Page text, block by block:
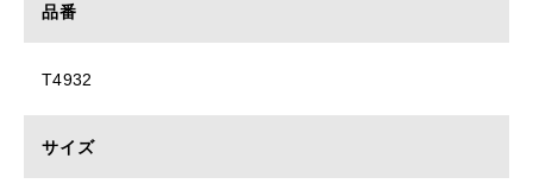
品番
T4932
サイズ